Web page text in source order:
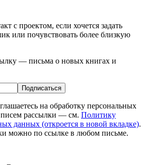
с проектом, если хочется задать
или почувствовать более близкую
— письма о новых книгах и
Подписаться
на обработку персональных
рассылки — см. Политику
данных (откроется в новой вкладке).
можно по ссылке в любом письме.